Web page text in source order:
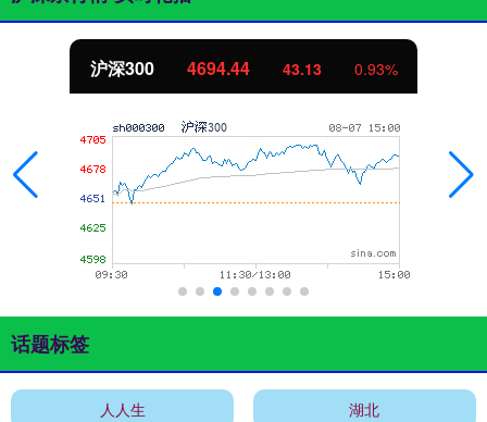
北证50 1134.24 11.37
话题标签
人人生 湖北